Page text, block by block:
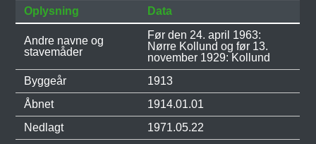
Oplysning Data
Andre navne og
stavemåder
Før den 24. april 1963:
Nørre Kollund og før 13.
november 1929: Kollund
Byggeår
1913
Åbnet
1914.01.01
Nedlagt
1971.05.22